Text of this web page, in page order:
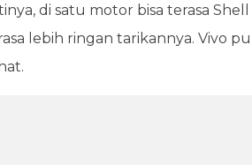
di satu motor bisa terasa
lebih ringan tarikannya. Vivo